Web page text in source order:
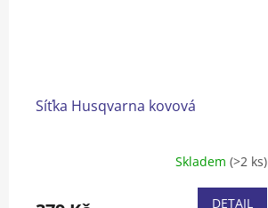
Síťka Husqvarna kovová
Skladem (>2 ks)
DETAIL